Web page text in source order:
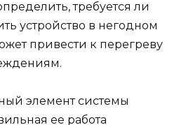
требуется ли
устройство в негодном
привести к перегреву
элемент системы
ее работа